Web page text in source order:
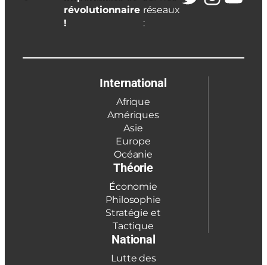
révolutionnaire
!
réseaux
:
International
Afrique
Amériques
Asie
Europe
Océanie
Théorie
Économie
Philosophie
Stratégie et
Tactique
National
Lutte des